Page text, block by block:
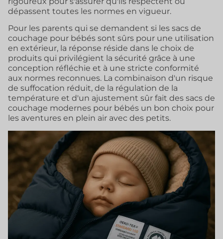
dépassent toutes les normes en vigueur.
Pour les parents qui se demandent si les sacs de
couchage pour bébés sont sûrs pour une utilisation
en extérieur, la réponse réside dans le choix de
produits qui privilégient la sécurité grâce à une
conception réfléchie et à une stricte conformité
aux normes reconnues. La combinaison d'un risque
de suffocation réduit, de la régulation de la
température et d'un ajustement sûr fait des sacs de
couchage modernes pour bébés un bon choix pour
les aventures en plein air avec des petits.